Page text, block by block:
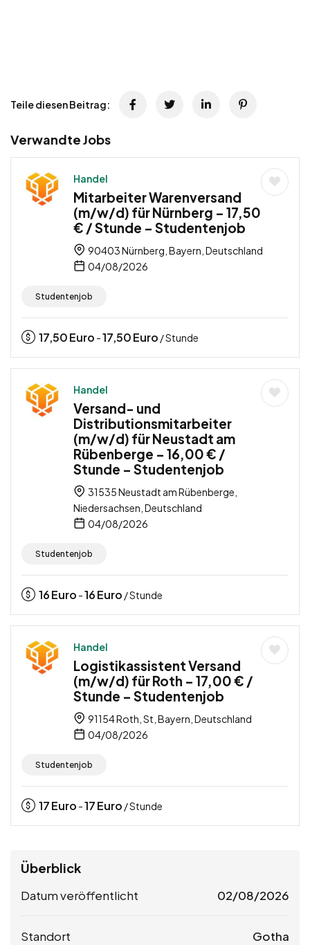
Teile diesen Beitrag:
Verwandte Jobs
Handel
Mitarbeiter Warenversand
(m/w/d) für Nürnberg – 17,50
€ / Stunde – Studentenjob
90403 Nürnberg, Bayern, Deutschland
04/08/2026
Studentenjob
17,50Euro -17,50Euro / Stunde
Handel
Versand- und
Distributionsmitarbeiter
(m/w/d) für Neustadt am
Rübenberge – 16,00 € /
Stunde – Studentenjob
31535 Neustadt am Rübenberge,
Niedersachsen, Deutschland
04/08/2026
Studentenjob
16Euro -16Euro / Stunde
Handel
Logistikassistent Versand
(m/w/d) für Roth – 17,00 € /
Stunde – Studentenjob
91154 Roth, St, Bayern, Deutschland
04/08/2026
Studentenjob
17Euro -17Euro / Stunde
Überblick
Datum veröffentlicht 02/08/2026
Standort Gotha